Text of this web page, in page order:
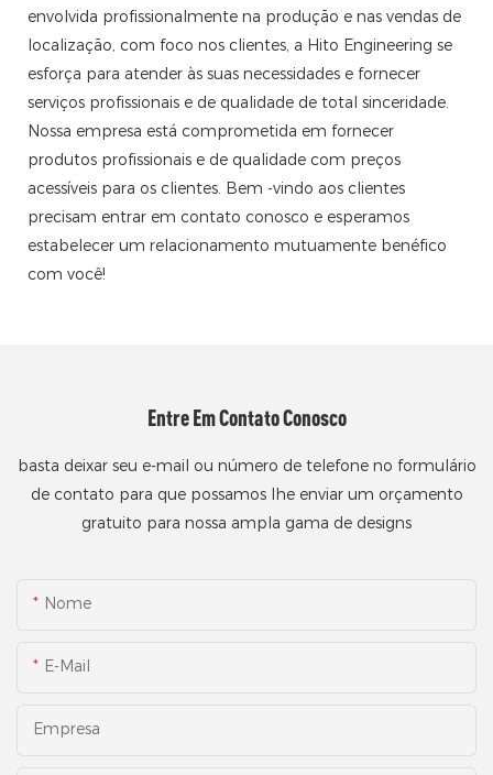
envolvida profissionalmente na produção e nas vendas de
localização, com foco nos clientes, a Hito Engineering se
esforça para atender às suas necessidades e fornecer
serviços profissionais e de qualidade de total sinceridade.
Nossa empresa está comprometida em fornecer
produtos profissionais e de qualidade com preços
acessíveis para os clientes. Bem -vindo aos clientes
precisam entrar em contato conosco e esperamos
estabelecer um relacionamento mutuamente benéfico
com você!
Entre Em Contato Conosco
basta deixar seu e-mail ou número de telefone no formulário
de contato para que possamos lhe enviar um orçamento
gratuito para nossa ampla gama de designs
Nome
E-Mail
Empresa